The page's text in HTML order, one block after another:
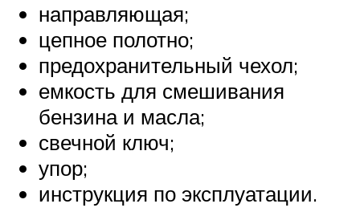
направляющая;
цепное полотно;
предохранительный чехол;
емкость для смешивания
бензина и масла;
свечной ключ;
упор;
инструкция по эксплуатации.